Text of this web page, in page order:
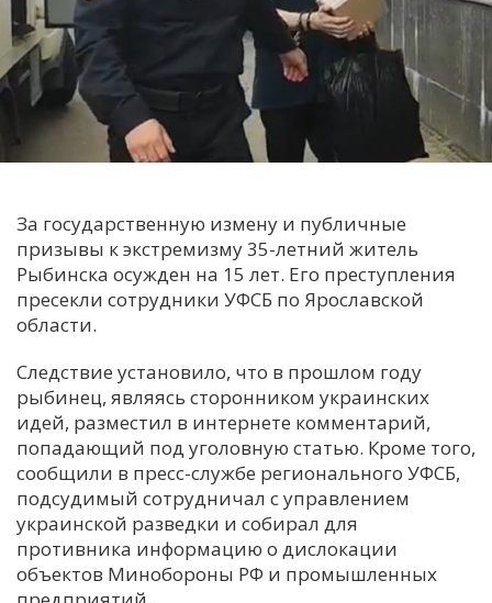
И
К
М
Н
С
У
Ч
Я
За государственную измену и публичные
призывы к экстремизму 35-летний житель
Рыбинска осужден на 15 лет. Его преступления
пресекли сотрудники УФСБ по Ярославской
области.
Следствие установило, что в прошлом году
рыбинец, являясь сторонником украинских
идей, разместил в интернете комментарий,
попадающий под уголовную статью. Кроме того,
сообщили в пресс-службе регионального УФСБ,
подсудимый сотрудничал с управлением
украинской разведки и собирал для
противника информацию о дислокации
объектов Минобороны РФ и промышленных